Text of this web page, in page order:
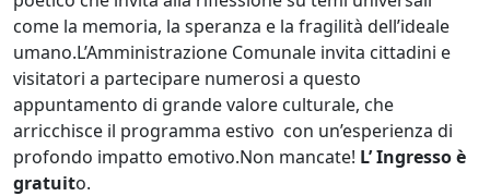
come la memoria, la speranza e la fragilità dell’ideale
umano.L’Amministrazione Comunale invita cittadini e
visitatori a partecipare numerosi a questo
appuntamento di grande valore culturale, che
arricchisce il programma estivo con un’esperienza di
profondo impatto emotivo.Non mancate! L’ Ingresso è
gratuito.